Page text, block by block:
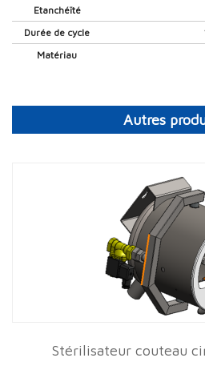
Etanchéïté
Durée de cycle
Matériau
Autres
Stérilisateur couteau